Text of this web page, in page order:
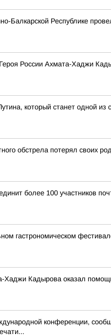
Республике
России Ахмата-Хаджи
который станет одной из
обстрела потерял своих
более 100 участников
гастрономическом
Кадырова оказал
конференции,